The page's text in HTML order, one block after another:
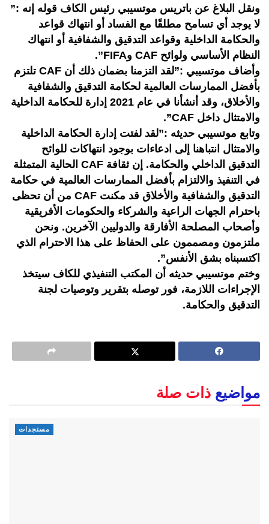
ونقل البلاغ عن باتريس موتسيبي رئيس الكاف قوله إنه :”
لا يوجد أي تسامح مطلقًا مع الفساد أو انتهاك قواعد
والحكامة الداخلية وقواعد التدقيق والشفافية أو انتهاك
النظام الأساسي ولوائح CAF وFIFA”.
وأضاف موتسيبي :”لقد التزمنا بضمان ذلك أن CAF تلتزم
بأفضل الممارسات العالمية لحكامة التدقيق والشفافية
والأخلاق، وقد أنشأنا في عام 2021 إدارة للحكامة الداخلية
والامتثال داخل CAF”.
وتابع موتسيبي حديثه :”لقد لفتت إدارة الحكامة الداخلية
والامتثال انتباهنا إلى ادعاءات بوجود انتهاكات للوائح
التدقيق الداخلي والحكامة. إن ثقافة CAF الحالية المتمثلة
في التنفيذ والالتزام بأفضل الممارسات العالمية في حكامة
التدقيق والشفافية والأخلاق قد مكنت CAF من أن تحظى
باحترام الجهات الراعية والشركاء والحكومات الأفريقية
وأصحاب المصلحة الأفارقة والدوليين الآخرين. ونحن
ملتزمون ومصممون على الحفاظ على هذا الاحترام الذي
اكتسبناه بشق الأنفس”.
وختم موتسيبي حديثه أن المكتب التنفيذي للكاف سيتخذ
الإجراءات اللازمة، فور توصله بتقرير وتوصيات لجنة
التدقيق والحكامة.
مواضيع ذات صلة
مستجدات